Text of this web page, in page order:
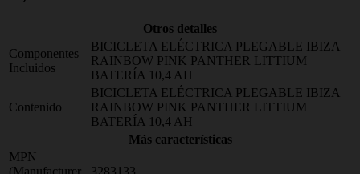
Otros detalles
Componentes
Incluidos
BICICLETA ELÉCTRICA PLEGABLE IBIZA
RAINBOW PINK PANTHER LITTIUM
BATERÍA 10,4 AH
Contenido
BICICLETA ELÉCTRICA PLEGABLE IBIZA
RAINBOW PINK PANTHER LITTIUM
BATERÍA 10,4 AH
Más características
MPN
(Manufacturer
3283133